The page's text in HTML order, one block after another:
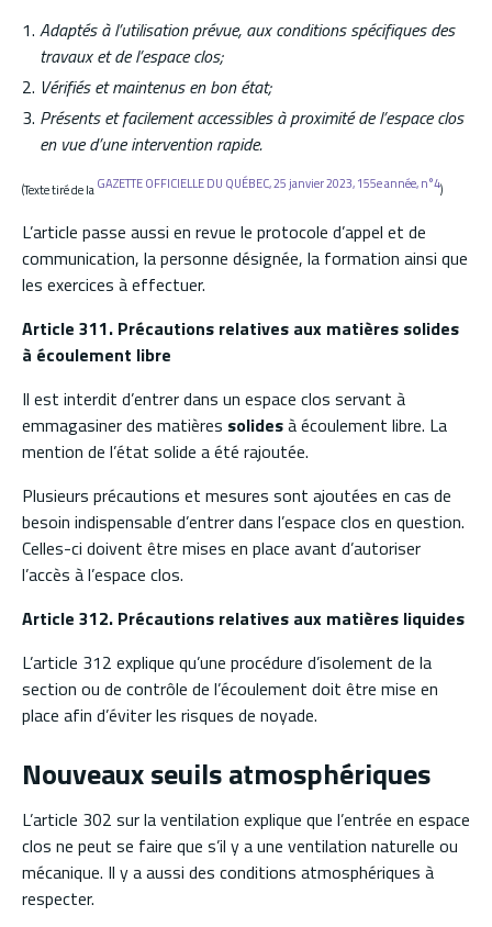
Adaptés à l’utilisation prévue, aux conditions spécifiques des
travaux et de l’espace clos;
Vérifiés et maintenus en bon état;
Présents et facilement accessibles à proximité de l’espace clos
en vue d’une intervention rapide.
(Texte tiré de laGAZETTE OFFICIELLE DU QUÉBEC, 25 janvier 2023, 155e année, n°4)
L’article passe aussi en revue le protocole d’appel et de
communication, la personne désignée, la formation ainsi que
les exercices à effectuer.
Article 311. Précautions relatives aux matières solides
à écoulement libre
Il est interdit d’entrer dans un espace clos servant à
emmagasiner des matières solidesà écoulement libre. La
mention de l’état solide a été rajoutée.
Plusieurs précautions et mesures sont ajoutées en cas de
besoin indispensable d’entrer dans l’espace clos en question.
Celles-ci doivent être mises en place avant d’autoriser
l’accès à l’espace clos.
Article 312. Précautions relatives aux matières liquides
L’article 312 explique qu’une procédure d’isolement de la
section ou de contrôle de l’écoulement doit être mise en
place afin d’éviter les risques de noyade.
Nouveaux seuils atmosphériques
L’article 302 sur la ventilation explique que l’entrée en espace
clos ne peut se faire que s’il y a une ventilation naturelle ou
mécanique. Il y a aussi des conditions atmosphériques à
respecter.